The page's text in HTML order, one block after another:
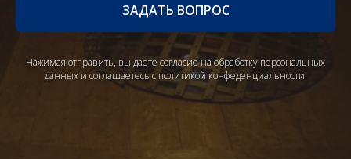
ЗАДАТЬ ВОПРОС
Нажимая отправить, вы даете согласие на обработку персональных
данных и соглашаетесь с политикой конфеденциальности.